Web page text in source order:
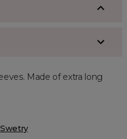
Made of extra long
Swetry